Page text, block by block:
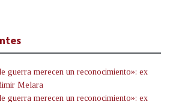
guerra merecen un reconocimiento»: ex
Melara
guerra merecen un reconocimiento»: ex